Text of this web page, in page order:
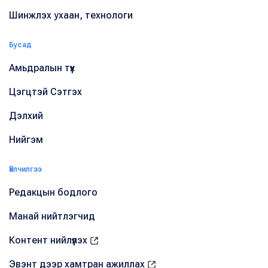
Шинжлэх ухаан, технологи
Бусад
Амьдралын түүх
Цэгцтэй Сэтгэх
Дэлхий
Нийгэм
Үйлчилгээ
Редакцын бодлого
Манай нийтлэгчид
Контент нийлүүлэх
Эвэнт дээр хамтран ажиллах